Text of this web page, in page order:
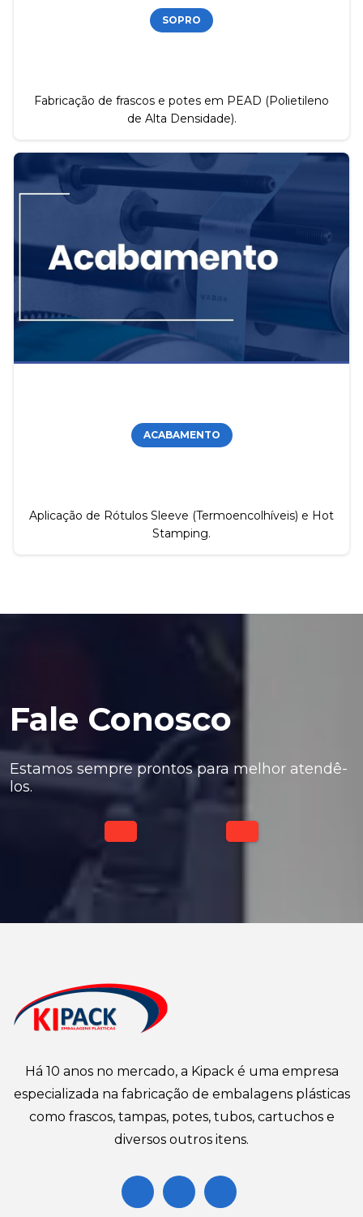
SOPRO
Fabricação de frascos e potes em PEAD (Polietileno
de Alta Densidade).
ACABAMENTO
Aplicação de Rótulos Sleeve (Termoencolhíveis) e Hot
Stamping.
Fale Conosco
Estamos sempre prontos para melhor atendê-
los.
Há 10 anos no mercado, a Kipack é uma empresa
especializada na fabricação de embalagens plásticas
como frascos, tampas, potes, tubos, cartuchos e
diversos outros itens.